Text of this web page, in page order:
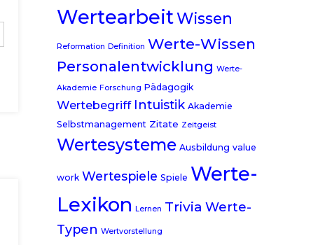
WertearbeitWissen
Reformation Definition Werte-Wissen
Personalentwicklung Werte-
Akademie Forschung Pädagogik
Wertebegriff Intuistik Akademie
Selbstmanagement Zitate Zeitgeist
Wertesysteme Ausbildung value
work Wertespiele Spiele Werte-
Lexikon
Lernen Trivia Werte-
Typen Wertvorstellung